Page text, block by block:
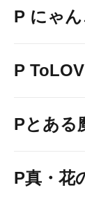
P にゃ
P
Pとある
P真・花